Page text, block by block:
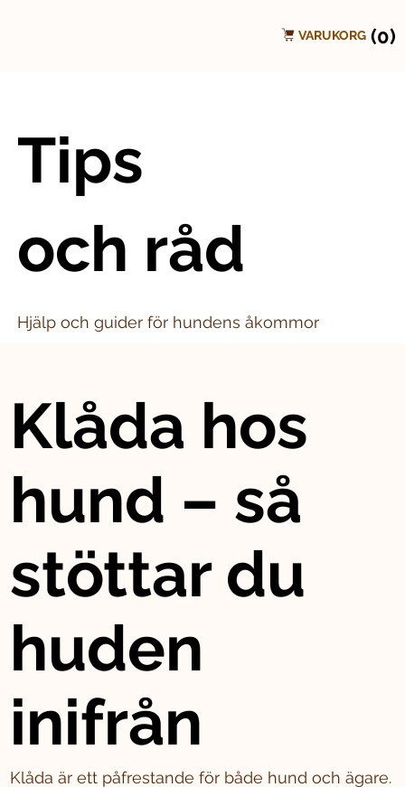
VARUKORG (0)
Tips
och råd
Hjälp och guider för hundens åkommor
Klåda hos
hund – så
stöttar du
huden
inifrån
Klåda är ett påfrestande för både hund och ägare.